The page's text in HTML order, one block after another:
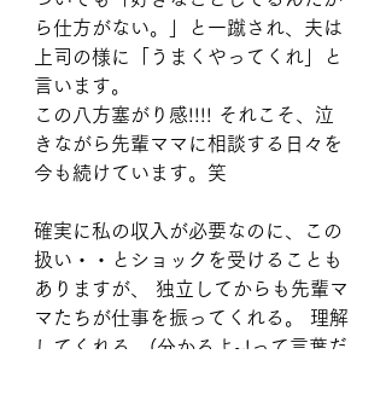
ら仕方がない。」と一蹴され、夫は
上司の様に「うまくやってくれ」と
言います。
この八方塞がり感!!!! それこそ、泣
きながら先輩ママに相談する日々を
今も続けています。笑
確実に私の収入が必要なのに、この
扱い・・とショックを受けることも
ありますが、 独立してからも先輩マ
マたちが仕事を振ってくれる。 理解
してくれる。(分かるよ~!って言葉だ